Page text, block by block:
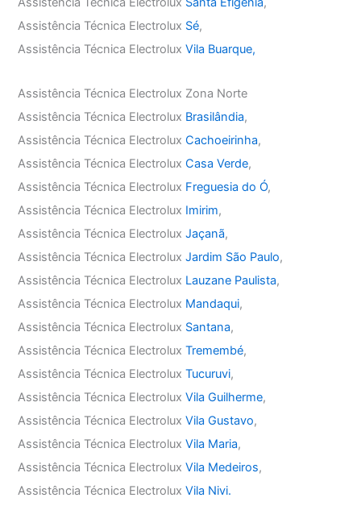
Assistência Técnica Electrolux Sé,
Assistência Técnica ElectroluxVila Buarque,
Assistência Técnica Electrolux Zona Norte
Assistência Técnica Electrolux Brasilândia,
Assistência Técnica ElectroluxCachoeirinha,
Assistência Técnica ElectroluxCasa Verde,
Assistência Técnica Electrolux Freguesia do Ó,
Assistência Técnica Electrolux Imirim,
Assistência Técnica ElectroluxJaçanã,
Assistência Técnica ElectroluxJardim São Paulo,
Assistência Técnica Electrolux Lauzane Paulista,
Assistência Técnica Electrolux Mandaqui,
Assistência Técnica Electrolux Santana,
Assistência Técnica ElectroluxTremembé,
Assistência Técnica ElectroluxTucuruvi,
Assistência Técnica ElectroluxVila Guilherme,
Assistência Técnica ElectroluxVila Gustavo,
Assistência Técnica ElectroluxVila Maria,
Assistência Técnica ElectroluxVila Medeiros,
Assistência Técnica ElectroluxVila Nivi.